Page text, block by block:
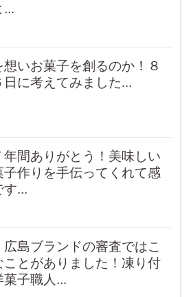
...
想いお菓子を創るのか！８
日に考えてみました...
年間ありがとう！美味しい
子作りを手伝ってくれて感
す...
広島ブランドの審査ではこ
ことがありました！凍り付
菓子職人...